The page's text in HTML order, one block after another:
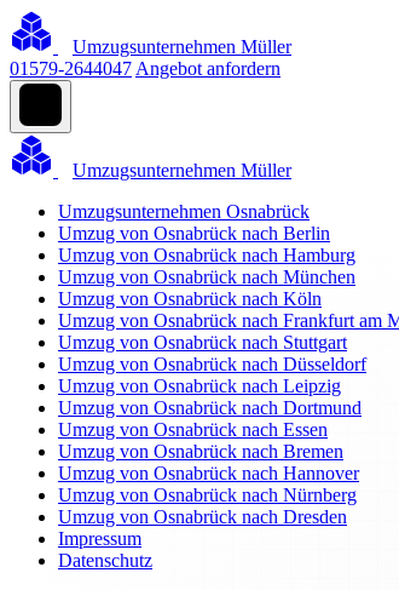
Umzugsunternehmen Müller
01579-2644047 Angebot anfordern
Umzugsunternehmen Müller
Umzugsunternehmen Osnabrück
Umzug von Osnabrück nach Berlin
Umzug von Osnabrück nach Hamburg
Umzug von Osnabrück nach München
Umzug von Osnabrück nach Köln
Umzug von Osnabrück nach Frankfurt am
Umzug von Osnabrück nach Stuttgart
Umzug von Osnabrück nach Düsseldorf
Umzug von Osnabrück nach Leipzig
Umzug von Osnabrück nach Dortmund
Umzug von Osnabrück nach Essen
Umzug von Osnabrück nach Bremen
Umzug von Osnabrück nach Hannover
Umzug von Osnabrück nach Nürnberg
Umzug von Osnabrück nach Dresden
Impressum
Datenschutz